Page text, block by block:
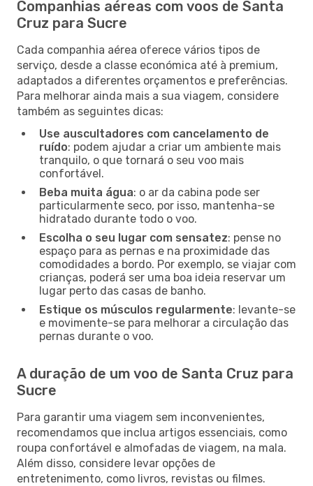
Companhias aéreas com voos de Santa
Cruz para Sucre
Cada companhia aérea oferece vários tipos de
serviço, desde a classe económica até à premium,
adaptados a diferentes orçamentos e preferências.
Para melhorar ainda mais a sua viagem, considere
também as seguintes dicas:
Use auscultadores com cancelamento de
ruído: podem ajudar a criar um ambiente mais
tranquilo, o que tornará o seu voo mais
confortável.
Beba muita água: o ar da cabina pode ser
particularmente seco, por isso, mantenha-se
hidratado durante todo o voo.
Escolha o seu lugar com sensatez: pense no
espaço para as pernas e na proximidade das
comodidades a bordo. Por exemplo, se viajar com
crianças, poderá ser uma boa ideia reservar um
lugar perto das casas de banho.
Estique os músculos regularmente: levante-se
e movimente-se para melhorar a circulação das
pernas durante o voo.
A duração de um voo de Santa Cruz para
Sucre
Para garantir uma viagem sem inconvenientes,
recomendamos que inclua artigos essenciais, como
roupa confortável e almofadas de viagem, na mala.
Além disso, considere levar opções de
entretenimento, como livros, revistas ou filmes.